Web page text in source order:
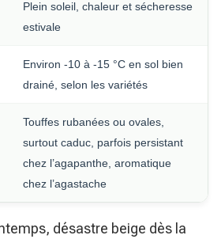
Plein soleil, chaleur et sécheresse
estivale
Environ -10 à -15 °C en sol bien
drainé, selon les variétés
Touffes rubanées ou ovales,
surtout caduc, parfois persistant
chez l’agapanthe, aromatique
chez l’agastache
désastre beige dès la